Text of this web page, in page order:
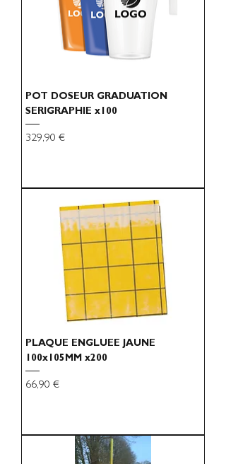
POT DOSEUR GRADUATION
SERIGRAPHIE x100
Preço
329,90 €
PLAQUE ENGLUEE JAUNE
100x105MM x200
Preço
66,90 €